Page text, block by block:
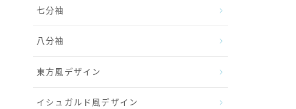
七分袖
八分袖
東方風デザイン
イシュガルド風デザイン